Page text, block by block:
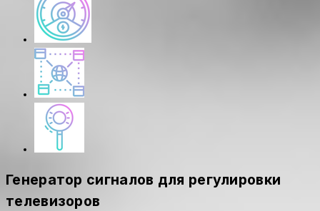
Генератор сигналов для регулировки
телевизоров